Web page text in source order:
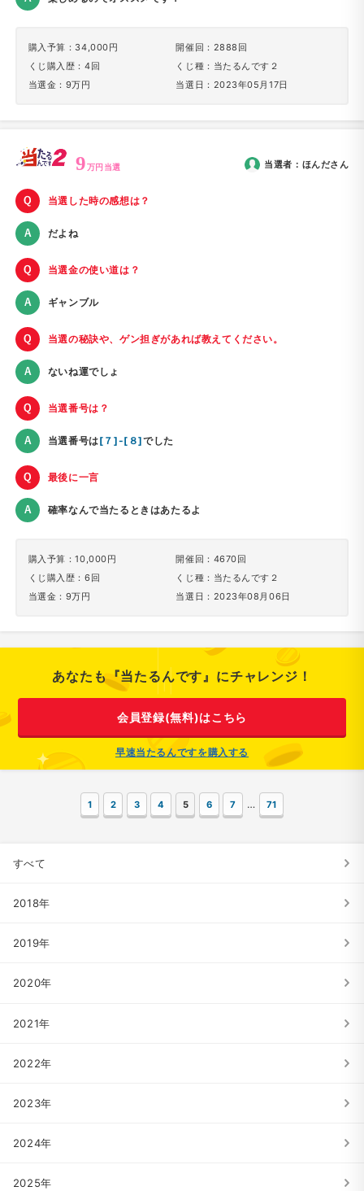
購入予算：34,000円
くじ購入歴：4回
当選金：9万円
開催回：2888回
くじ種：当たるんです２
当選日：2023年05月17日
9万円当選 当選者： ほんださん
当選した時の感想は？
だよね
当選金の使い道は？
ギャンブル
当選の秘訣や、ゲン担ぎがあれば教えてください。
ないね運でしょ
当選番号は？
当選番号は[７]-[８]でした
最後に一言
確率なんで当たるときはあたるよ
購入予算：10,000円
くじ購入歴：6回
当選金：9万円
開催回：4670回
くじ種：当たるんです２
当選日：2023年08月06日
あなたも『当たるんです』にチャレンジ！
会員登録(無料)はこちら
早速当たるんですを購入する
1 2 3 4 5 6 7 … 71
すべて
2018年
2019年
2020年
2021年
2022年
2023年
2024年
2025年